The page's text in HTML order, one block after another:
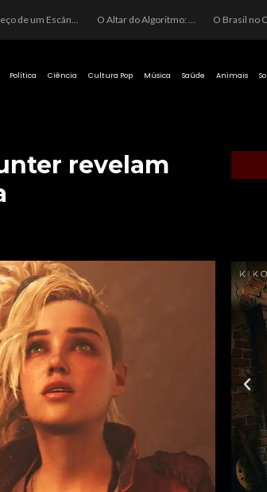
O Preço de um Escândalo: A Discrepância Entre o “Filme de Bolsonaro” e a Realidade do Cinema Mundial O Altar do Algoritmo: A Carência Humana e a Fabricação de Heróis no Brasil
Política Ciência Cultura Pop Música Saúde Animais
revelam